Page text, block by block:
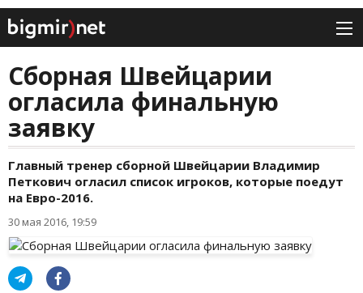
Сборная Швейцарии
огласила финальную
заявку
Главный тренер сборной Швейцарии Владимир
Петкович огласил список игроков, которые поедут
на Евро-2016.
30 мая 2016, 19:59